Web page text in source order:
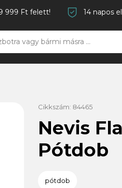
999 Ft felett! 14 napos
Cikkszám: 84465
Nevis
Pótdob
pótdob